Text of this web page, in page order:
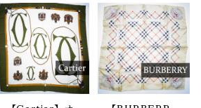
T KEYRING
レザー black
T ORB キーリ
ング black